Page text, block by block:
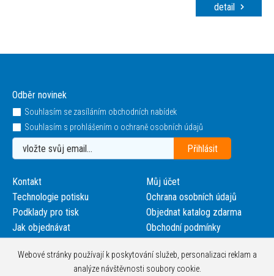
detail
Webové stránky používají k poskytování služeb, personalizaci reklam a
analýze návštěvnosti soubory cookie.
Odběr novinek
Souhlasím se zasíláním obchodních nabídek
Souhlasím s prohlášením o ochraně osobních údajů
Kontakt
Technologie potisku
Podklady pro tisk
Jak objednávat
Můj účet
Ochrana osobních údajů
Objednat katalog zdarma
Obchodní podmínky